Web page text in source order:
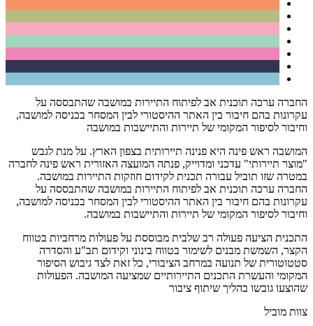
החברה ערכה תוכנית אב לפיתוח התיירות במושבה שהתבססה על
עקרונות בהם חיבור בין האתר ההיסטורי לבין המסחר בכניסה למושבה,
וחיבור לסיפור המקומי של תיירות והתיישבות במושבה
המושבה ראש פינה היא פנינה תיירותית בצפון הארץ. על מנת לגבש
"מוצר תיירותי" עדכני ומדוייק, פנתה המועצה האזורית ראש פינה לחברה
במטרה שזו תוביל עבורה תכנית לקידום חוזקות התיירות במושבה.
החברה ערכה תוכנית אב לפיתוח התיירות במושבה שהתבססה על
עקרונות בהם חיבור בין האתר ההיסטורי לבין המסחר בכניסה למושבה,
וחיבור לסיפור המקומי של תיירות והתיישבות במושבה.
התכנית הציעה פעולה רב שלבית מבוססת על פעולות מרחביות בטווח
הקצר, השמשת מבנים לשימור בטווח בינוני וקידום תב"ע והסדרה
סטטוטורית של תנועה במרחב הציבורי, כל זאת לצד גיבוש הסיפור
המקומי והעשרת התכנים התיירותיים שמציעה המושבה. הפעולות
שהוצעו גובשו בהליך שיתוף ציבור
צוות מוביל